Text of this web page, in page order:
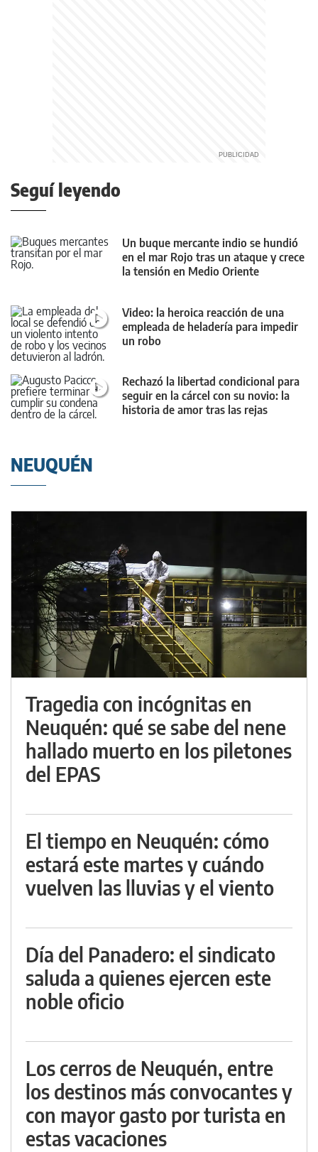
Seguí leyendo
Un buque mercante indio se hundió
en el mar Rojo tras un ataque y crece
la tensión en Medio Oriente
Video: la heroica reacción de una
empleada de heladería para impedir
un robo
Rechazó la libertad condicional para
seguir en la cárcel con su novio: la
historia de amor tras las rejas
NEUQUÉN
Tragedia con incógnitas en
Neuquén: qué se sabe del nene
hallado muerto en los piletones
del EPAS
El tiempo en Neuquén: cómo
estará este martes y cuándo
vuelven las lluvias y el viento
Día del Panadero: el sindicato
saluda a quienes ejercen este
noble oficio
Los cerros de Neuquén, entre
los destinos más convocantes y
con mayor gasto por turista en
estas vacaciones